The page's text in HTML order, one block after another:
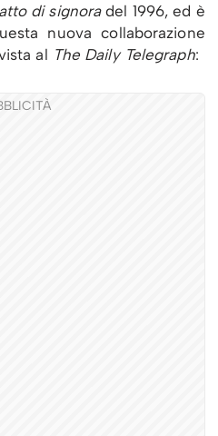
di signoradel 1996, ed è
nuova collaborazione
al The Daily Telegraph: